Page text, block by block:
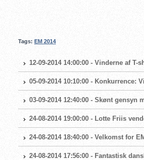
Tags: EM 2014
12-09-2014 14:00:00 - Vinderne af
05-09-2014 10:10:00 - Konkurrence:
03-09-2014 12:40:00 - Skønt gensyn
24-08-2014 19:00:00 - Lotte Friis
24-08-2014 18:40:00 - Velkomst for
24-08-2014 17:56:00 - Fantastisk